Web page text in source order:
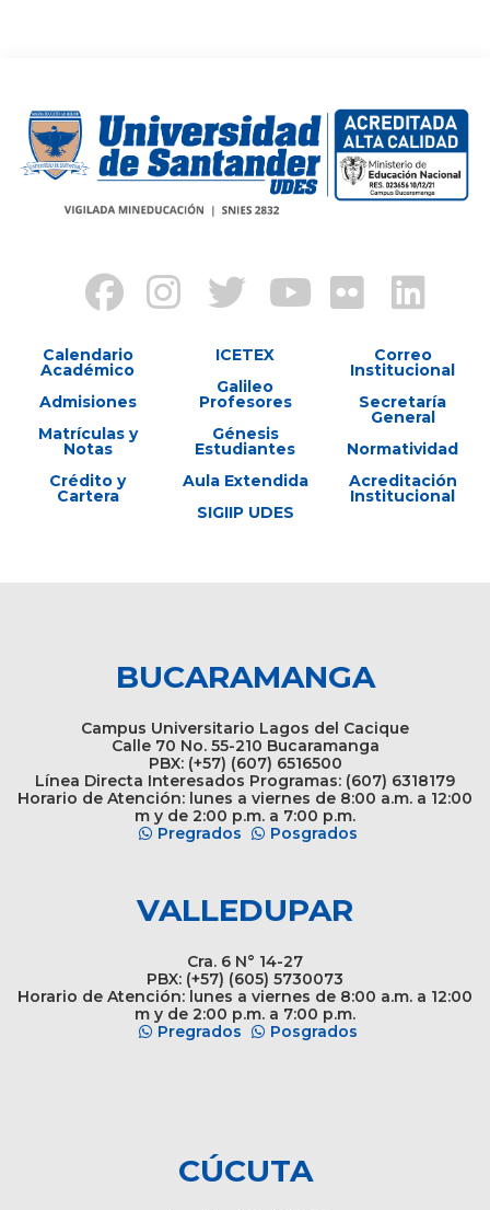
Calendario
Académico
Admisiones
Matrículas y
Notas
Crédito y
Cartera
ICETEX
Galileo
Profesores
Génesis
Estudiantes
Aula Extendida
SIGIIP UDES
Correo
Institucional
Secretaría
General
Normatividad
Acreditación
Institucional
BUCARAMANGA
Campus Universitario Lagos del Cacique
Calle 70 No. 55-210 Bucaramanga
PBX: (+57) (607) 6516500
Línea Directa Interesados Programas: (607) 6318179
Horario de Atención: lunes a viernes de 8:00 a.m. a 12:00
m y de 2:00 p.m. a 7:00 p.m.
Pregrados
Posgrados
VALLEDUPAR
Cra. 6 N° 14-27
PBX: (+57) (605) 5730073
Horario de Atención: lunes a viernes de 8:00 a.m. a 12:00
m y de 2:00 p.m. a 7:00 p.m.
Pregrados
Posgrados
CÚCUTA